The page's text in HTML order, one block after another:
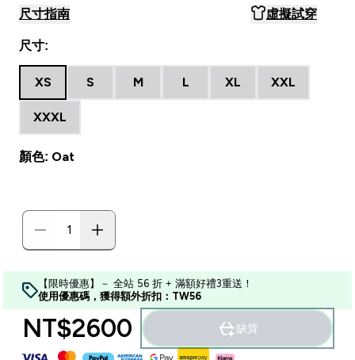
尺寸指南 虛擬試穿
尺寸:
XS S M L XL XXL
XXXL
顏色: Oat
【限時優惠】－ 全站 56 折 + 滿額好禮3重送！
使用優惠碼，獲得額外折扣：TW56
NT$2600‎ 缺貨